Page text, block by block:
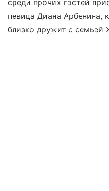
среди прочих гостей
певица Диана Арбенина,
близко дружит с семьей